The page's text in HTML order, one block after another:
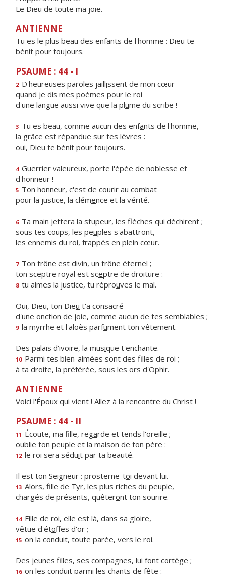
Le Dieu de toute ma joie.
ANTIENNE
Tu es le plus beau des enfants de l'homme : Dieu te
bénit pour toujours.
PSAUME : 44 - I
2 D'heureuses paroles jaillissent de mon cœur
quand je dis mes poèmes pour le roi
d'une langue aussi vive que la plume du scribe !
3 Tu es beau, comme aucun des enfants de l'homme,
la grâce est répandue sur tes lèvres :
oui, Dieu te bénit pour toujours.
4 Guerrier valeureux, porte l'épée de noblesse et
d'honneur !
5 Ton honneur, c'est de courir au combat
pour la justice, la clémence et la vérité.
6 Ta main jettera la stupeur, les flèches qui déchirent ;
sous tes coups, les peuples s'abattront,
les ennemis du roi, frappés en plein cœur.
7 Ton trône est divin, un trône éternel ;
ton sceptre royal est sceptre de droiture :
8 tu aimes la justice, tu réprouves le mal.
Oui, Dieu, ton Dieu t'a consacré
d'une onction de joie, comme aucun de tes semblables ;
9 la myrrhe et l'aloès parfument ton vêtement.
Des palais d'ivoire, la musique t'enchante.
10 Parmi tes bien-aimées sont des flles de roi ;
à ta droite, la préférée, sous les ors d'Ophir.
ANTIENNE
Voici l'Époux qui vient ! Allez à la rencontre du Christ !
PSAUME : 44 - II
11 Écoute, ma fille, regarde et tends l'oreille ;
oublie ton peuple et la maison de ton père :
12 le roi sera séduit par ta beauté.
Il est ton Seigneur : prosterne-toi devant lui.
13 Alors, fille de Tyr, les plus riches du peuple,
chargés de présents, quêteront ton sourire.
14 Fille de roi, elle est là, dans sa gloire,
vêtue d'étoffes d'or ;
15 on la conduit, toute parée, vers le roi.
Des jeunes filles, ses compagnes, lui font cortège ;
16 on les conduit parmi les chants de fête :